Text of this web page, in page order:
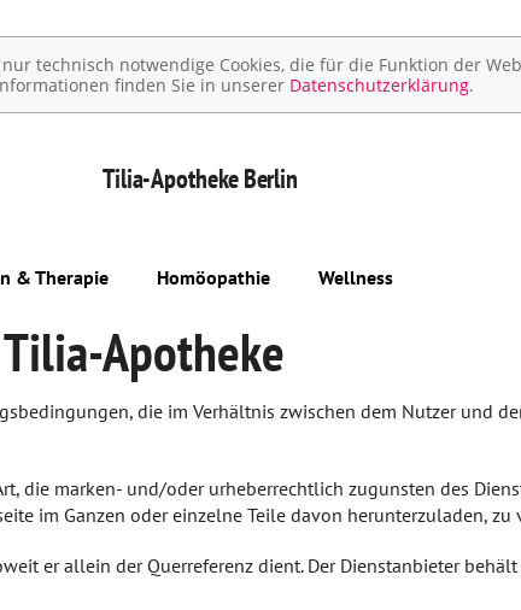
technisch notwendige Cookies, die für die Funktion der
finden Sie in unserer Datenschutzerklärung.
Tilia-ApothekeBerlin
& Therapie Homöopathie Wellness
Apotheke
die im Verhältnis zwischen dem Nutzer und
die marken- und/oder urheberrechtlich zugunsten des
im Ganzen oder einzelne Teile davon herunterzuladen,
er allein der Querreferenz dient. Der Dienstanbieter